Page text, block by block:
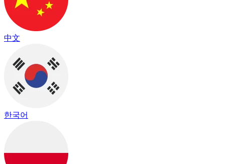
中文
한국어